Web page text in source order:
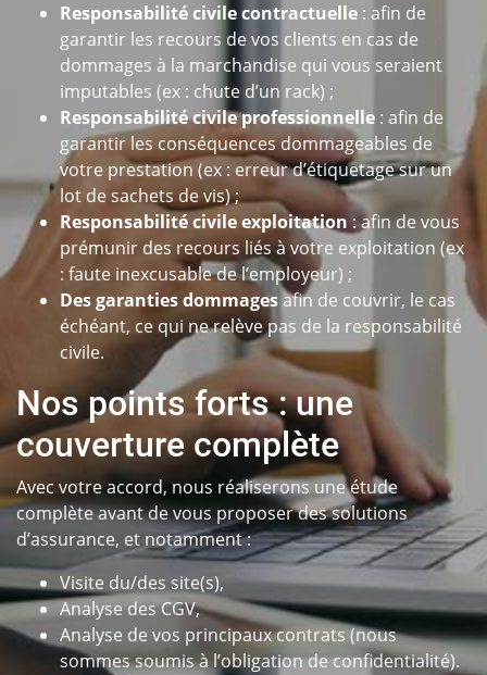
Responsabilité civile contractuelle : afin de
garantir les recours de vos clients en cas de
dommages à la marchandise qui vous seraient
imputables (ex : chute d’un rack) ;
Responsabilité civile professionnelle : afin de
garantir les conséquences dommageables de
votre prestation (ex : erreur d’étiquetage sur un
lot de sachets de vis) ;
Responsabilité civile exploitation: afin de vous
prémunir des recours liés à votre exploitation (ex
: faute inexcusable de l’employeur) ;
Des garanties dommagesafin de couvrir, le cas
échéant, ce qui ne relève pas de la responsabilité
civile.
Nos points forts : une
couverture complète
Avec votre accord, nous réaliserons une étude
complète avant de vous proposer des solutions
d’assurance, et notamment :
Visite du/des site(s),
Analyse des CGV,
Analyse de vos principaux contrats (nous
sommes soumis à l’obligation de confidentialité).